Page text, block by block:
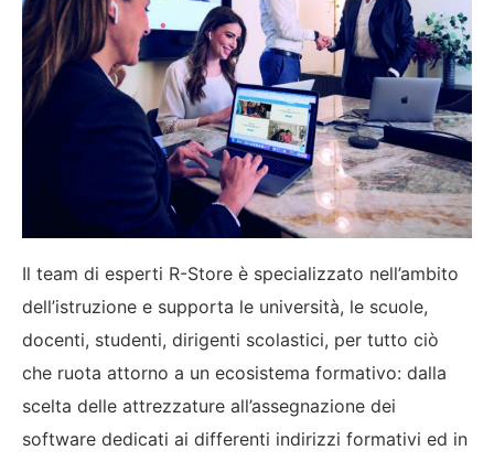
Il team di esperti R-Store è specializzato nell’ambito
dell’istruzione e supporta le università, le scuole,
docenti, studenti, dirigenti scolastici, per tutto ciò
che ruota attorno a un ecosistema formativo: dalla
scelta delle attrezzature all’assegnazione dei
software dedicati ai differenti indirizzi formativi ed in